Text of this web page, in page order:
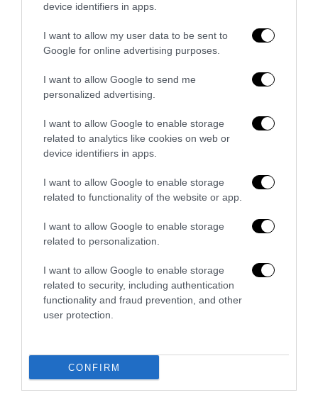
device identifiers in apps.
I want to allow my user data to be sent to
Google for online advertising purposes.
I want to allow Google to send me
personalized advertising.
I want to allow Google to enable storage
related to analytics like cookies on web or
device identifiers in apps.
I want to allow Google to enable storage
related to functionality of the website or app.
I want to allow Google to enable storage
related to personalization.
I want to allow Google to enable storage
related to security, including authentication
functionality and fraud prevention, and other
user protection.
CONFIRM
Spin Time, l’antifascismo commensale della Roma
7 Agosto 2026